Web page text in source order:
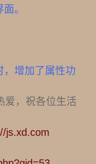
。
，增加了属性功
爱，祝各位生活
js.xd.com